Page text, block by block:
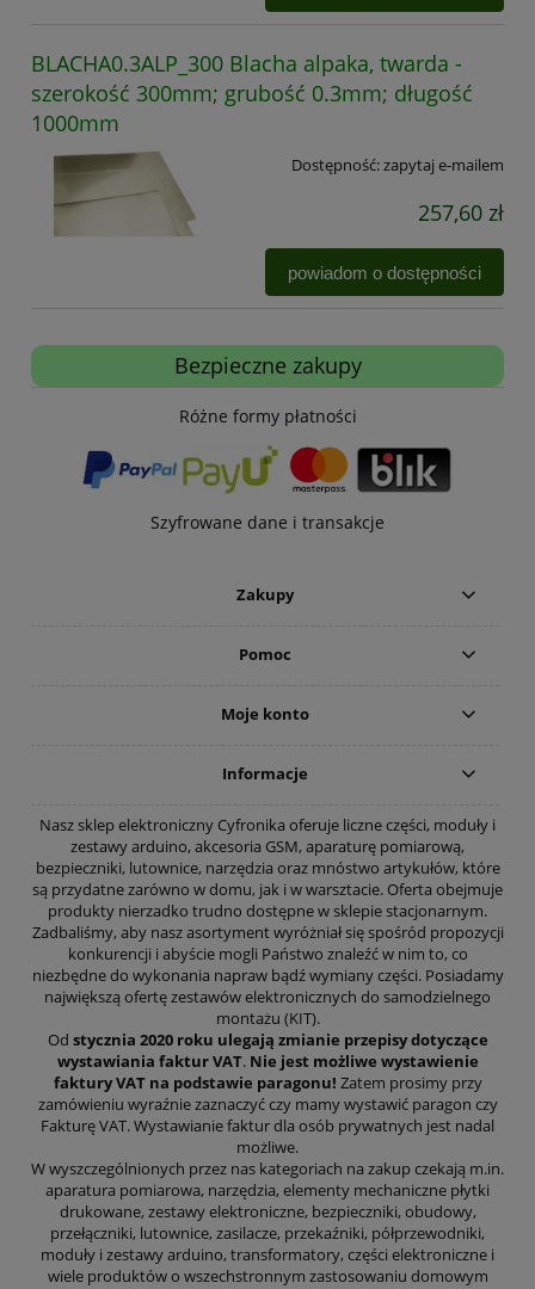
BLACHA0.3ALP_300 Blacha alpaka, twarda -
szerokość 300mm; grubość 0.3mm; długość
1000mm
Dostępność:zapytaj e-mailem
257,60 zł
powiadom o dostępności
Bezpieczne zakupy
Różne formy płatności
Szyfrowane dane i transakcje
Zakupy
Pomoc
Moje konto
Informacje
Nasz sklep elektroniczny Cyfronika oferuje liczne części, moduły i
zestawy arduino, akcesoria GSM, aparaturę pomiarową,
bezpieczniki, lutownice, narzędzia oraz mnóstwo artykułów, które
są przydatne zarówno w domu, jak i w warsztacie. Oferta obejmuje
produkty nierzadko trudno dostępne w sklepie stacjonarnym.
Zadbaliśmy, aby nasz asortyment wyróżniał się spośród propozycji
konkurencji i abyście mogli Państwo znaleźć w nim to, co
niezbędne do wykonania napraw bądź wymiany części. Posiadamy
największą ofertę zestawów elektronicznych do samodzielnego
montażu (KIT).
Od stycznia 2020 roku ulegają zmianie przepisy dotyczące
wystawiania faktur VAT. Nie jest możliwe wystawienie
faktury VAT na podstawie paragonu! Zatem prosimy przy
zamówieniu wyraźnie zaznaczyć czy mamy wystawić paragon czy
Fakturę VAT. Wystawianie faktur dla osób prywatnych jest nadal
możliwe.
W wyszczególnionych przez nas kategoriach na zakup czekają m.in.
aparatura pomiarowa, narzędzia, elementy mechaniczne płytki
drukowane, zestawy elektroniczne, bezpieczniki, obudowy,
przełączniki, lutownice, zasilacze, przekaźniki, półprzewodniki,
moduły i zestawy arduino, transformatory, części elektroniczne i
wiele produktów o wszechstronnym zastosowaniu domowym